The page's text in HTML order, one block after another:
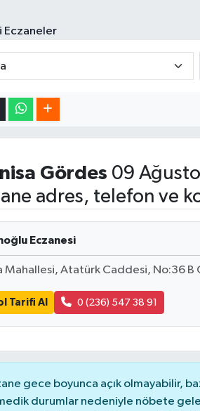
Gördes 09
adres, telefon ve
Eczanesi
Mahallesi, Atatürk Caddesi, No:36 B
Tarifi Al 0 (236) 547 38 91
gece boyunca açık olmayabilir,
durumlar nedeniyle nöbete